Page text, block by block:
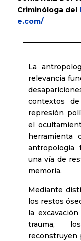
Criminóloga del
e.com/
La
relevancia
contextos
represión
el
herramienta
una vía de
memoria.
Mediante
los restos
la
trauma,
reconstruyen